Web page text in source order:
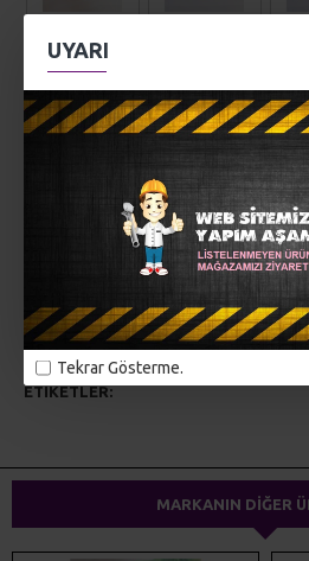
UYARI
Tekrar Gösterme.
Kişiye özel bambu sunum kesme
MÜŞTERI YORUMLARI
ETIKETLER:
MARKANIN DIĞER